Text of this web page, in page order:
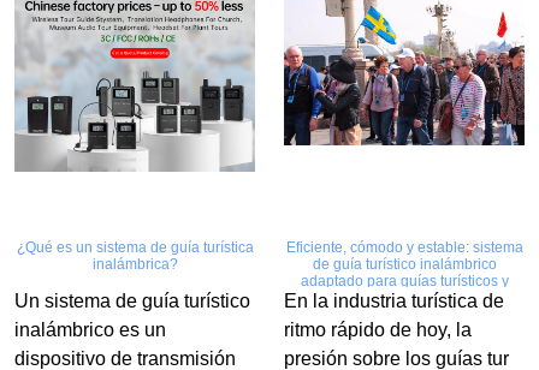
¿Qué es un sistema de guía turística
inalámbrica?
Un sistema de guía turístico
inalámbrico es un
dispositivo de transmisión
Eficiente, cómodo y estable: sistema
de guía turístico inalámbrico
adaptado para guías turísticos y
compañías de viajes
En la industria turística de
ritmo rápido de hoy, la
presión sobre los guías tur